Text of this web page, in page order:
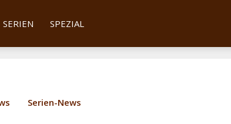
SERIEN SPEZIAL
Serien-News